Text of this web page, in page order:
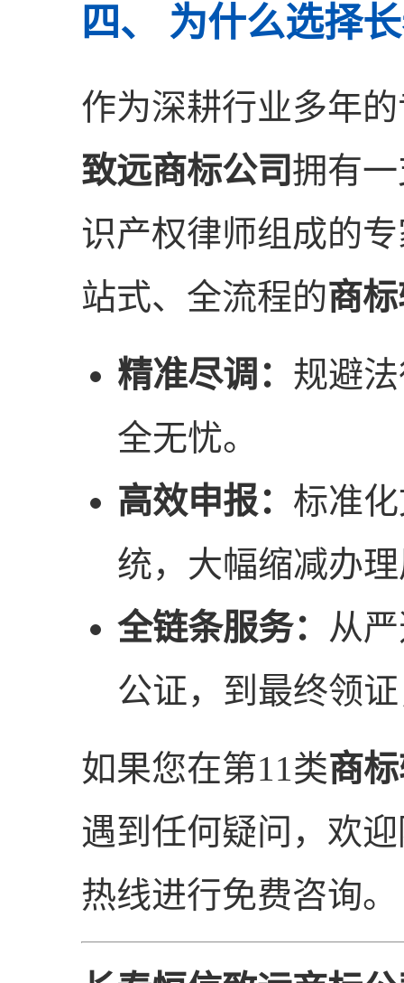
四、 为什么选择
作为深耕行业多年
致远商标公司拥有
识产权律师组成的
站式、全流程的商
精准尽调： 规避
全无忧。
高效申报： 标准
统，大幅缩减办
全链条服务： 从
公证，到最终领
如果您在第11类商
遇到任何疑问，欢
热线进行免费咨询。